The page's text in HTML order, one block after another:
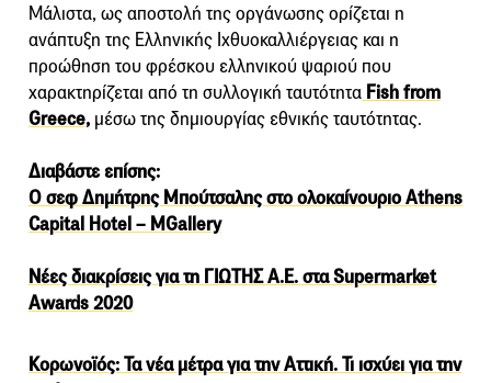
Μάλιστα, ως αποστολή της οργάνωσης ορίζεται η
ανάπτυξη της Ελληνικής Ιχθυοκαλλιέργειας και η
προώθηση του φρέσκου ελληνικού ψαριού που
χαρακτηρίζεται από τη συλλογική ταυτότητα Fish from
Greece, μέσω της δημιουργίας εθνικής ταυτότητας.
Διαβάστε επίσης:
Ο σεφ Δημήτρης Μπούτσαλης στο ολοκαίνουριο Athens
Capital Hotel – MGallery
Νέες διακρίσεις για τη ΓΙΩΤΗΣ Α.Ε. στα Supermarket
Awards 2020
Κορωνοϊός: Τα νέα μέτρα για την Αττική. Τι ισχύει για την